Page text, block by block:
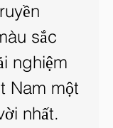
sắc
nghiệm
Nam một
nhất.